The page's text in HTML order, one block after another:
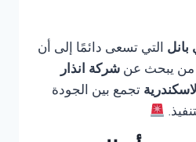
التي تسعى دائمًا إلى أن
من يبحث عن شركة انذار
تجمع بين الجودة